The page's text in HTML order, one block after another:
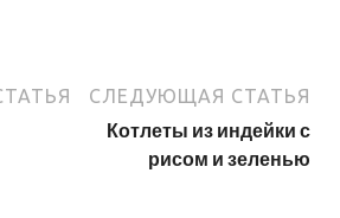
СЛЕДУЮЩАЯ СТАТЬЯ
Котлеты из индейки с
рисом и зеленью